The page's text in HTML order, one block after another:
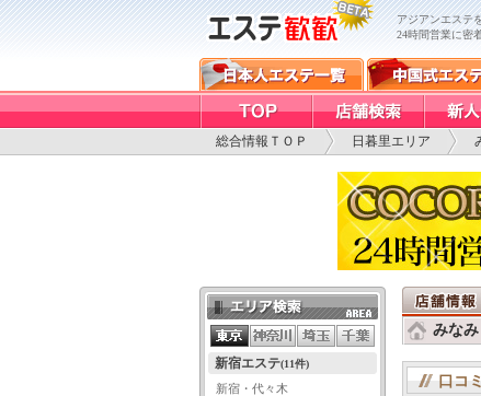
アジアンエステ
24時間営業に密
総合情報ＴＯＰ 日暮里エリア
みなみ
口コ
エリア検索
新宿エステ(11件)
新宿・代々木